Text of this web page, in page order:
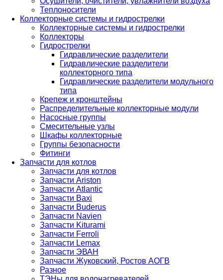
Теплоносители
Коллекторные системы и гидрострелки
Коллекторные системы и гидрострелки
Коллекторы
Гидрострелки
Гидравлические разделители
Гидравлические разделители
коллекторного типа
Гидравлические разделители модульного
типа
Крепеж и кронштейны
Распределительные коллекторные модули
Насосные группы
Смесительные узлы
Шкафы коллекторные
Группы безопасности
Фитинги
Запчасти для котлов
Запчасти для котлов
Запчасти Ariston
Запчасти Atlantic
Запчасти Baxi
Запчасти Buderus
Запчасти Navien
Запчасти Kiturami
Запчасти Ferroli
Запчасти Lemax
Запчасти ЭВАН
Запчасти Жуковский, Ростов АОГВ
Разное